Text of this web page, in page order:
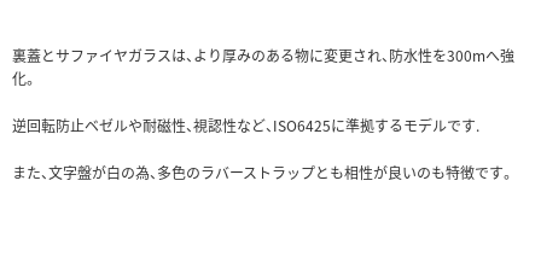
裏蓋とサファイヤガラスは、より厚みのある物に変更され、防水性を300mへ強
化。
逆回転防止ベゼルや耐磁性、視認性など、ISO6425に準拠するモデルです.
また、文字盤が白の為、多色のラバーストラップとも相性が良いのも特徴です。